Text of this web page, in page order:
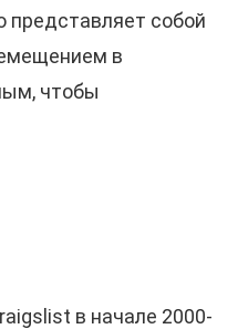
представляет собой
в
чтобы
в начале 2000-